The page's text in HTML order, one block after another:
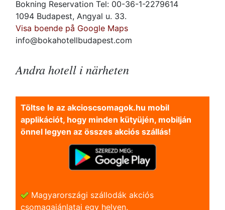
Bokning Reservation Tel: 00-36-1-2279614
1094 Budapest, Angyal u. 33.
Visa boende på Google Maps
info@bokahotellbudapest.com
Andra hotell i närheten
Töltse le az akcioscsomagok.hu mobil
applikációt, hogy minden kütyüjén, mobilján
önnel legyen az összes akciós szállás!
Magyarországi szállodák akciós
csomagajánlatai egy helyen.